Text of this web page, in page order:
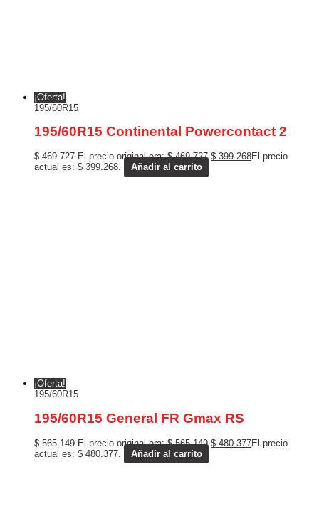
¡Oferta!
195/60R15
195/60R15 Continental Powercontact 2
$469.727 El precio original era: $ 469.727.$ 399.268El precio
actual es: $ 399.268.
Añadir al carrito
¡Oferta!
195/60R15
195/60R15 General FR Gmax RS
$565.149 El precio original era: $ 565.149.$ 480.377El precio
actual es: $ 480.377.
Añadir al carrito